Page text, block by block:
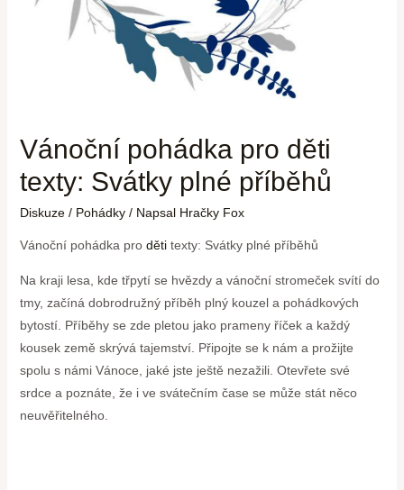
Vánoční pohádka pro děti
texty: Svátky plné příběhů
Diskuze / Pohádky/ Napsal Hračky Fox
Vánoční pohádka pro dětitexty: Svátky plné příběhů
Na kraji lesa, kde třpytí se hvězdy a vánoční stromeček ⁤svítí​ do ​
tmy, začíná dobrodružný příběh plný kouzel a pohádkových
bytostí. Příběhy se zde pletou jako prameny říček a každý
kousek země skrývá tajemství. Připojte se k nám a prožijte
spolu s⁣ námi Vánoce, jaké jste ještě nezažili. Otevřete své
srdce a poznáte, že i⁢ ve svátečním čase ⁤se může stát něco
neuvěřitelného.